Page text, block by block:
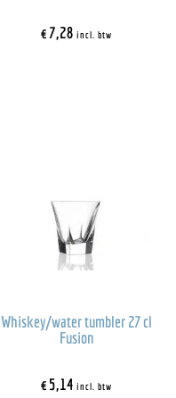
€7,28 incl. btw
Whiskey/water tumbler 27 cl
Fusion
€5,14 incl. btw